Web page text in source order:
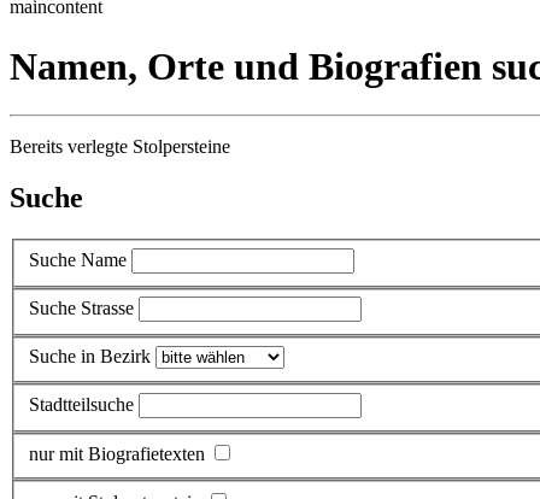
maincontent
Namen, Orte und Biografien
Bereits verlegte Stolpersteine
Suche
Suche Name
Suche Strasse
Suche in Bezirk
Stadtteilsuche
nur mit Biografietexten